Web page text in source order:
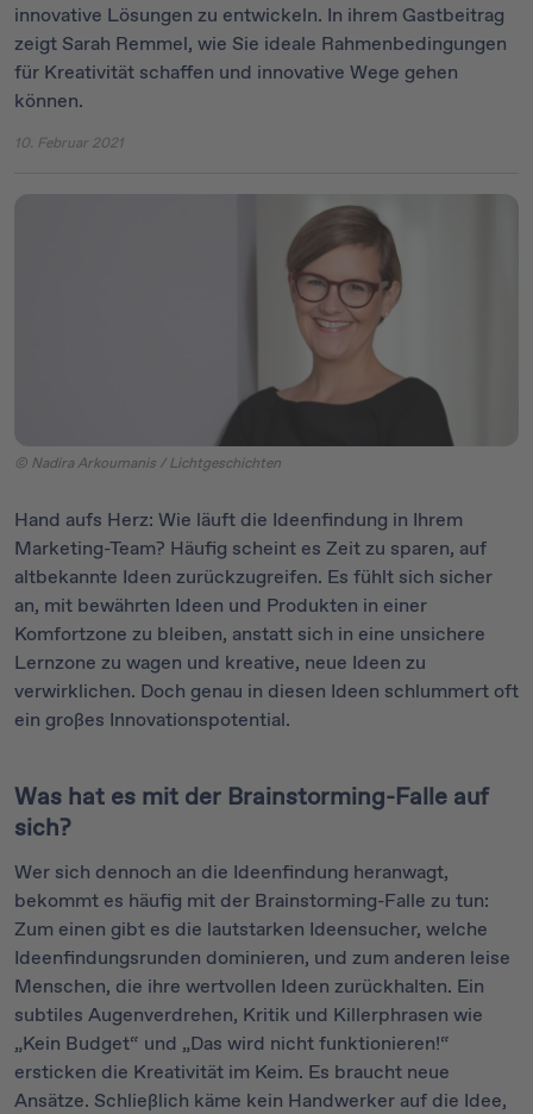
innovative Lösungen zu entwickeln. In ihrem Gastbeitrag
zeigt Sarah Remmel, wie Sie ideale Rahmenbedingungen
für Kreativität schaffen und innovative Wege gehen
können.
10. Februar 2021
© Nadira Arkoumanis / Lichtgeschichten
Hand aufs Herz: Wie läuft die Ideenfindung in Ihrem
Marketing-Team? Häufig scheint es Zeit zu sparen, auf
altbekannte Ideen zurückzugreifen. Es fühlt sich sicher
an, mit bewährten Ideen und Produkten in einer
Komfortzone zu bleiben, anstatt sich in eine unsichere
Lernzone zu wagen und kreative, neue Ideen zu
verwirklichen. Doch genau in diesen Ideen schlummert oft
ein großes Innovationspotential.
Was hat es mit der Brainstorming-Falle auf
sich?
Wer sich dennoch an die Ideenfindung heranwagt,
bekommt es häufig mit der Brainstorming-Falle zu tun:
Zum einen gibt es die lautstarken Ideensucher, welche
Ideenfindungsrunden dominieren, und zum anderen leise
Menschen, die ihre wertvollen Ideen zurückhalten. Ein
subtiles Augenverdrehen, Kritik und Killerphrasen wie
„Kein Budget“ und „Das wird nicht funktionieren!“
ersticken die Kreativität im Keim. Es braucht neue
Ansätze. Schließlich käme kein Handwerker auf die Idee,